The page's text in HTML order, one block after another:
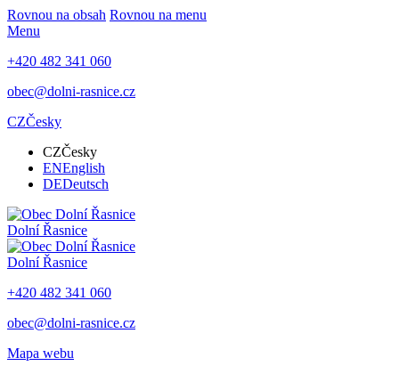
Rovnou na obsah Rovnou na menu
Menu
+420 482 341 060
obec@dolni-rasnice.cz
CZČesky
CZČesky
ENEnglish
DEDeutsch
Dolní Řasnice
Dolní Řasnice
+420 482 341 060
obec@dolni-rasnice.cz
Mapa webu